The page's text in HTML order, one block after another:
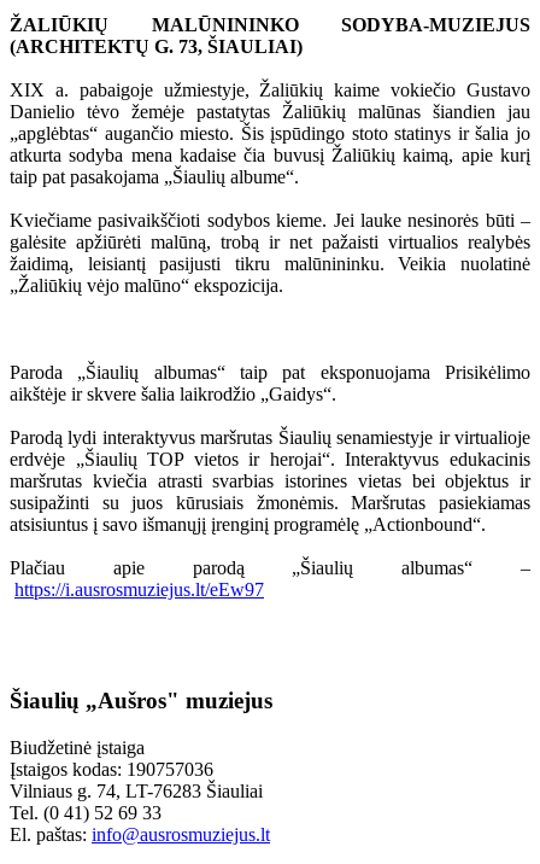
ŽALIŪKIŲ MALŪNININKO SODYBA-MUZIEJUS
(ARCHITEKTŲ G. 73, ŠIAULIAI)
XIX a. pabaigoje užmiestyje, Žaliūkių kaime vokiečio Gustavo
Danielio tėvo žemėje pastatytas Žaliūkių malūnas šiandien jau
„apglėbtas“ augančio miesto. Šis įspūdingo stoto statinys ir šalia jo
atkurta sodyba mena kadaise čia buvusį Žaliūkių kaimą, apie kurį
taip pat pasakojama „Šiaulių albume“.
Kviečiame pasivaikščioti sodybos kieme. Jei lauke nesinorės būti –
galėsite apžiūrėti malūną, trobą ir net pažaisti virtualios realybės
žaidimą, leisiantį pasijusti tikru malūnininku. Veikia nuolatinė
„Žaliūkių vėjo malūno“ ekspozicija.
Paroda „Šiaulių albumas“ taip pat eksponuojama Prisikėlimo
aikštėje ir skvere šalia laikrodžio „Gaidys“.
Parodą lydi interaktyvus maršrutas Šiaulių senamiestyje ir virtualioje
erdvėje „Šiaulių TOP vietos ir herojai“. Interaktyvus edukacinis
maršrutas kviečia atrasti svarbias istorines vietas bei objektus ir
susipažinti su juos kūrusiais žmonėmis. Maršrutas pasiekiamas
atsisiuntus į savo išmanųjį įrenginį programėlę „Actionbound“.
Plačiau apie parodą „Šiaulių albumas“ –
https://i.ausrosmuziejus.lt/eEw97
Šiaulių „Aušros" muziejus
Biudžetinė įstaiga
Įstaigos kodas: 190757036
Vilniaus g. 74, LT-76283 Šiauliai
Tel. (0 41) 52 69 33
El. paštas: info@ausrosmuziejus.lt